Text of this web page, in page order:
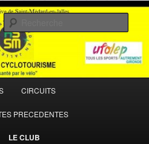
CIRCUITS
PRECEDENTES
LE CLUB